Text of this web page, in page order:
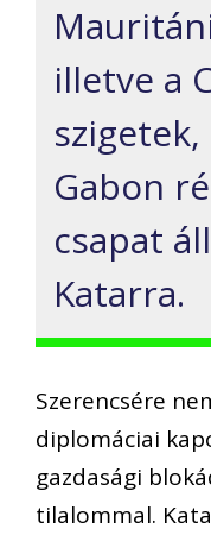
illetve a
Gabon
csapat
Katarra.
Szerencsére
diplomáciai
gazdasági
tilalommal.